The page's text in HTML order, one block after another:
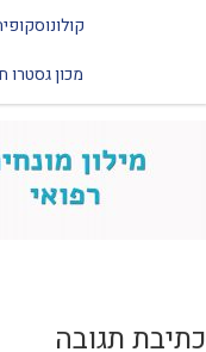
מכון גסטרו מילון
כתיבת תגובה